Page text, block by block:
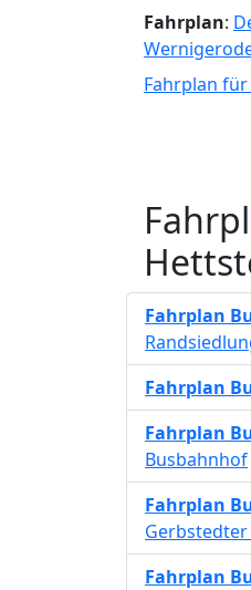
Fahrplan:
Fahrplan
Fahrplan
Fahrplan
Fahrplan
Busbahnhof
Fahrplan
Gerbstedter
Fahrplan